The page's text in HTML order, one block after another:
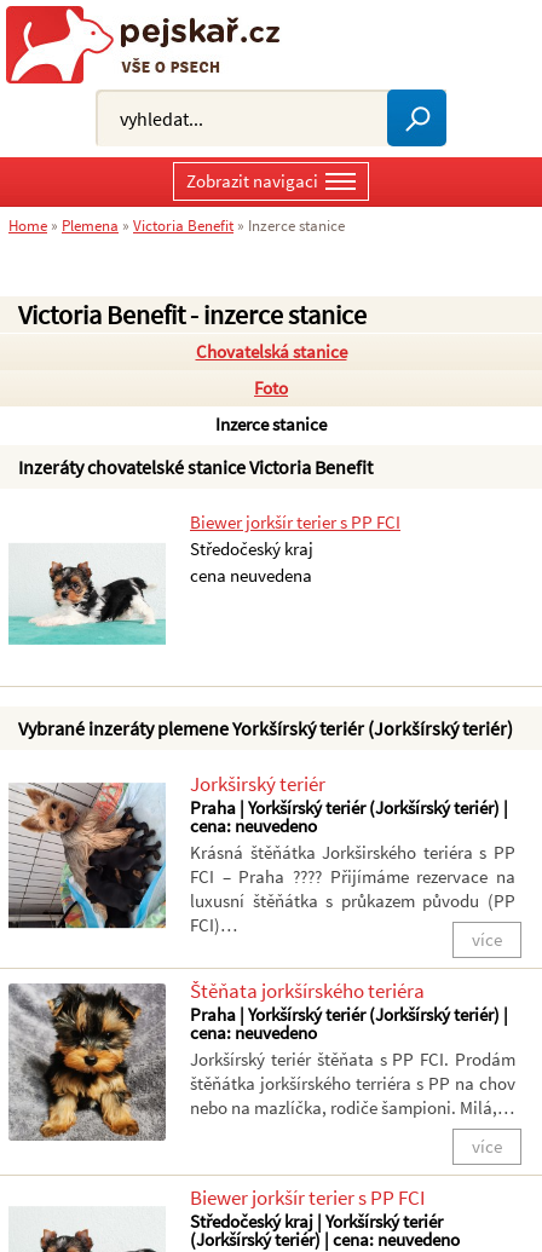
Victoria Benefit - inzerce stanice
Chovatelská stanice
Foto
Inzerce stanice
Inzeráty chovatelské stanice Victoria Benefit
Biewer jorkšír terier s PP FCI
Středočeský kraj
cena neuvedena
Vybrané inzeráty plemene Yorkšírský teriér (Jorkšírský teriér)
Jorkširský teriér
Praha | Yorkšírský teriér (Jorkšírský teriér) |
cena: neuvedeno
Krásná štěňátka Jorkširského teriéra s PP
FCI – Praha ???? Přijímáme rezervace na
luxusní štěňátka s průkazem původu (PP
FCI)…
více
Štěňata jorkšírského teriéra
Praha | Yorkšírský teriér (Jorkšírský teriér) |
cena: neuvedeno
Jorkšírský teriér štěňata s PP FCI. Prodám
štěňátka jorkšírského terriéra s PP na chov
nebo na mazlíčka, rodiče šampioni. Milá,…
více
Biewer jorkšír terier s PP FCI
Středočeský kraj | Yorkšírský teriér
(Jorkšírský teriér) | cena: neuvedeno
Zobrazit navigaci
Home » Plemena » Victoria Benefit » Inzerce stanice